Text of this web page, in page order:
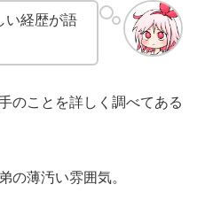
い経歴が語
のことを詳しく調べてある
の薄汚い雰囲気。